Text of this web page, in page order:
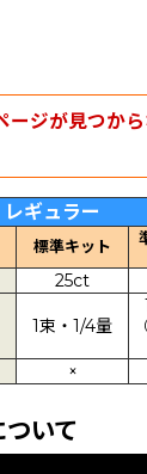
ージが見つか
レギュラー
標準キット
25ct
1束・1/4量
×
いて